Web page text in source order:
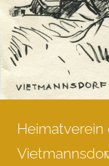
Heimatverein